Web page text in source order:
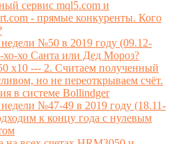
сервис mql5.com и
- прямые конкуренты. Кого
недели №50 в 2019 году (09.12-
хо-хо Санта или Дед Мороз?
x10 --- 2. Считаем полученный
но не переоткрываем счёт.
в системе Bollindger
недели №47-49 в 2019 году (18.11-
к концу года с нулевым